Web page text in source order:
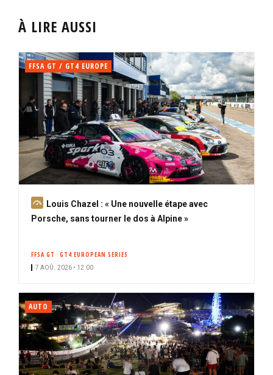
À LIRE AUSSI
FFSA GT / GT4 EUROPE
A
b
Louis Chazel : « Une nouvelle étape avec
Porsche, sans tourner le dos à Alpine »
FFSA GT GT4 EUROPEAN SERIES
7 AOÛ. 2026 • 12:00
AUTO